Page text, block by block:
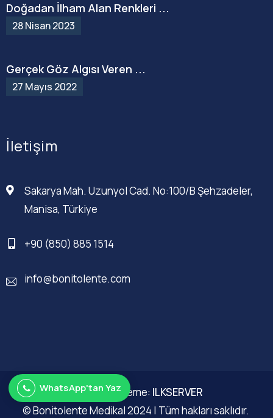
Doğadan İlham Alan Renkleri ...
28 Nisan 2023
Gerçek Göz Algısı Veren ...
27 Mayıs 2022
İletişim
Sakarya Mah. Uzunyol Cad. No:100/B Şehzadeler,
Manisa, Türkiye
+90 (850) 885 1514
info@bonitolente.com
Web Düzenleme: ILKSERVER
© Bonitolente Medikal 2024 | Tüm hakları saklıdır.
WhatsApp'tan Yaz